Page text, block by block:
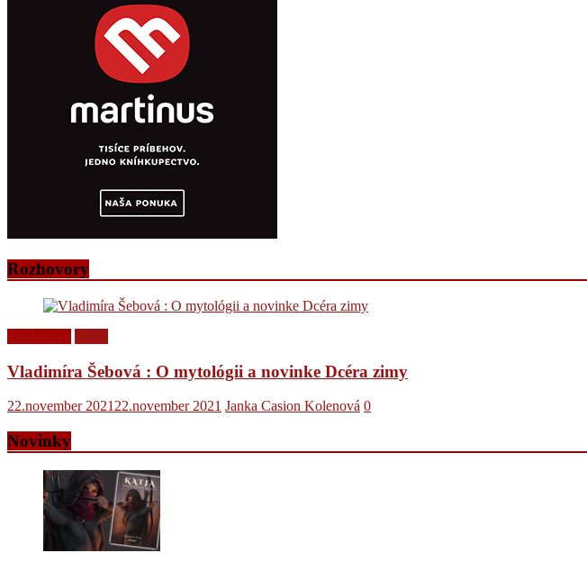
Rozhovory
Vladimíra Šebová : O mytológii a novinke Dcéra zimy
22.november 2021 22.november 2021 Janka Casion Kolenová 0
Novinky